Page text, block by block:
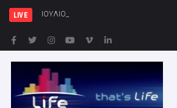
LIVE ΙΟΥΛΙΟΣ ΒΕΡΝ 200: Η Συναρπαστ